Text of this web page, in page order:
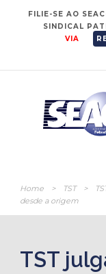
FILIE-SE AO
SINDICAL
VIA
Home > TST >
desde a origem
TST